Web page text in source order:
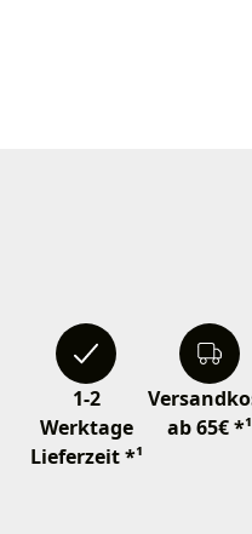
1-2
Werktage
Lieferzeit *¹
ab 65€ *¹